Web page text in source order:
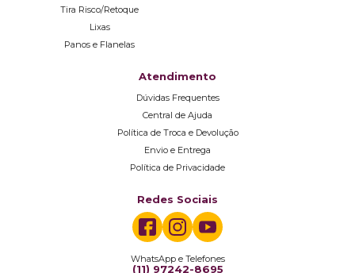
Tira Risco/Retoque
Lixas
Panos e Flanelas
Atendimento
Dúvidas Frequentes
Central de Ajuda
Política de Troca e Devolução
Envio e Entrega
Política de Privacidade
Redes Sociais
WhatsApp e Telefones
(11) 97242-8695